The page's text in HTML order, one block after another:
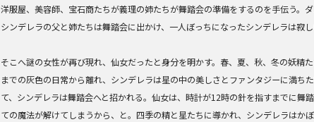
洋服屋、美容師、宝石商たちが義理の姉たちが舞踏会の準備をするのを手伝う。
シンデレラの父と姉たちは舞踏会に出かけ、一人ぼっちになったシンデレラは寂し
そこへ謎の女性が再び現れ、仙女だったと身分を明かす。春、夏、秋、冬の妖精
までの灰色の日常から離れ、シンデレラは星の中の美しさとファンタジーに満ち
て、シンデレラは舞踏会へと招かれる。仙女は、時計が12時の針を指すまでに舞
ての魔法が解けてしまうから、と。四季の精と星たちに導かれ、シンデレラはかぼ